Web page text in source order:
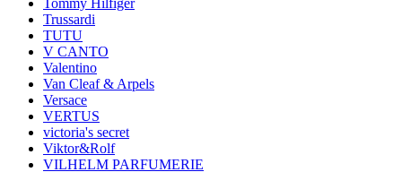
Trussardi
TUTU
V CANTO
Valentino
Van Cleaf & Arpels
Versace
VERTUS
victoria's secret
Viktor&Rolf
VILHELM PARFUMERIE